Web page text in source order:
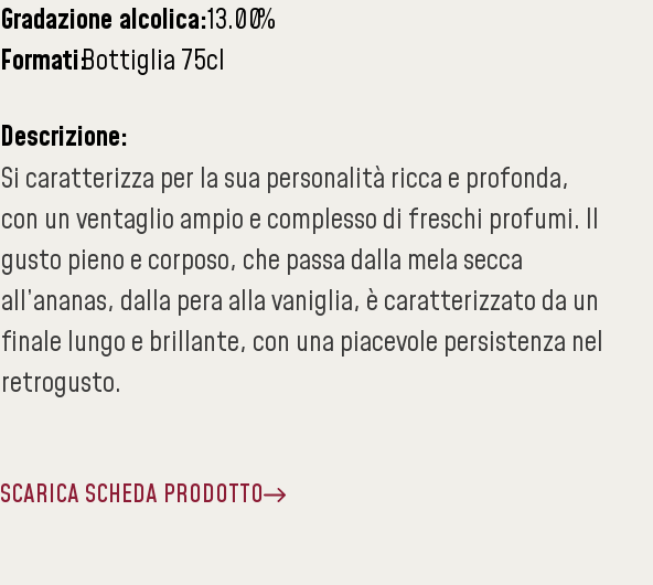
Gradazione alcolica:13.00%
Formati:Bottiglia 75cl
Descrizione:
Si caratterizza per la sua personalità ricca e profonda,
con un ventaglio ampio e complesso di freschi profumi. Il
gusto pieno e corposo, che passa dalla mela secca
all’ananas, dalla pera alla vaniglia, è caratterizzato da un
finale lungo e brillante, con una piacevole persistenza nel
retrogusto.
SCARICA SCHEDA PRODOTTO